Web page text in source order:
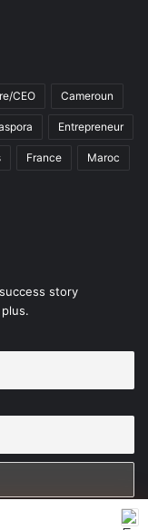
CEO Cameroun
Entrepreneur
France Maroc
story